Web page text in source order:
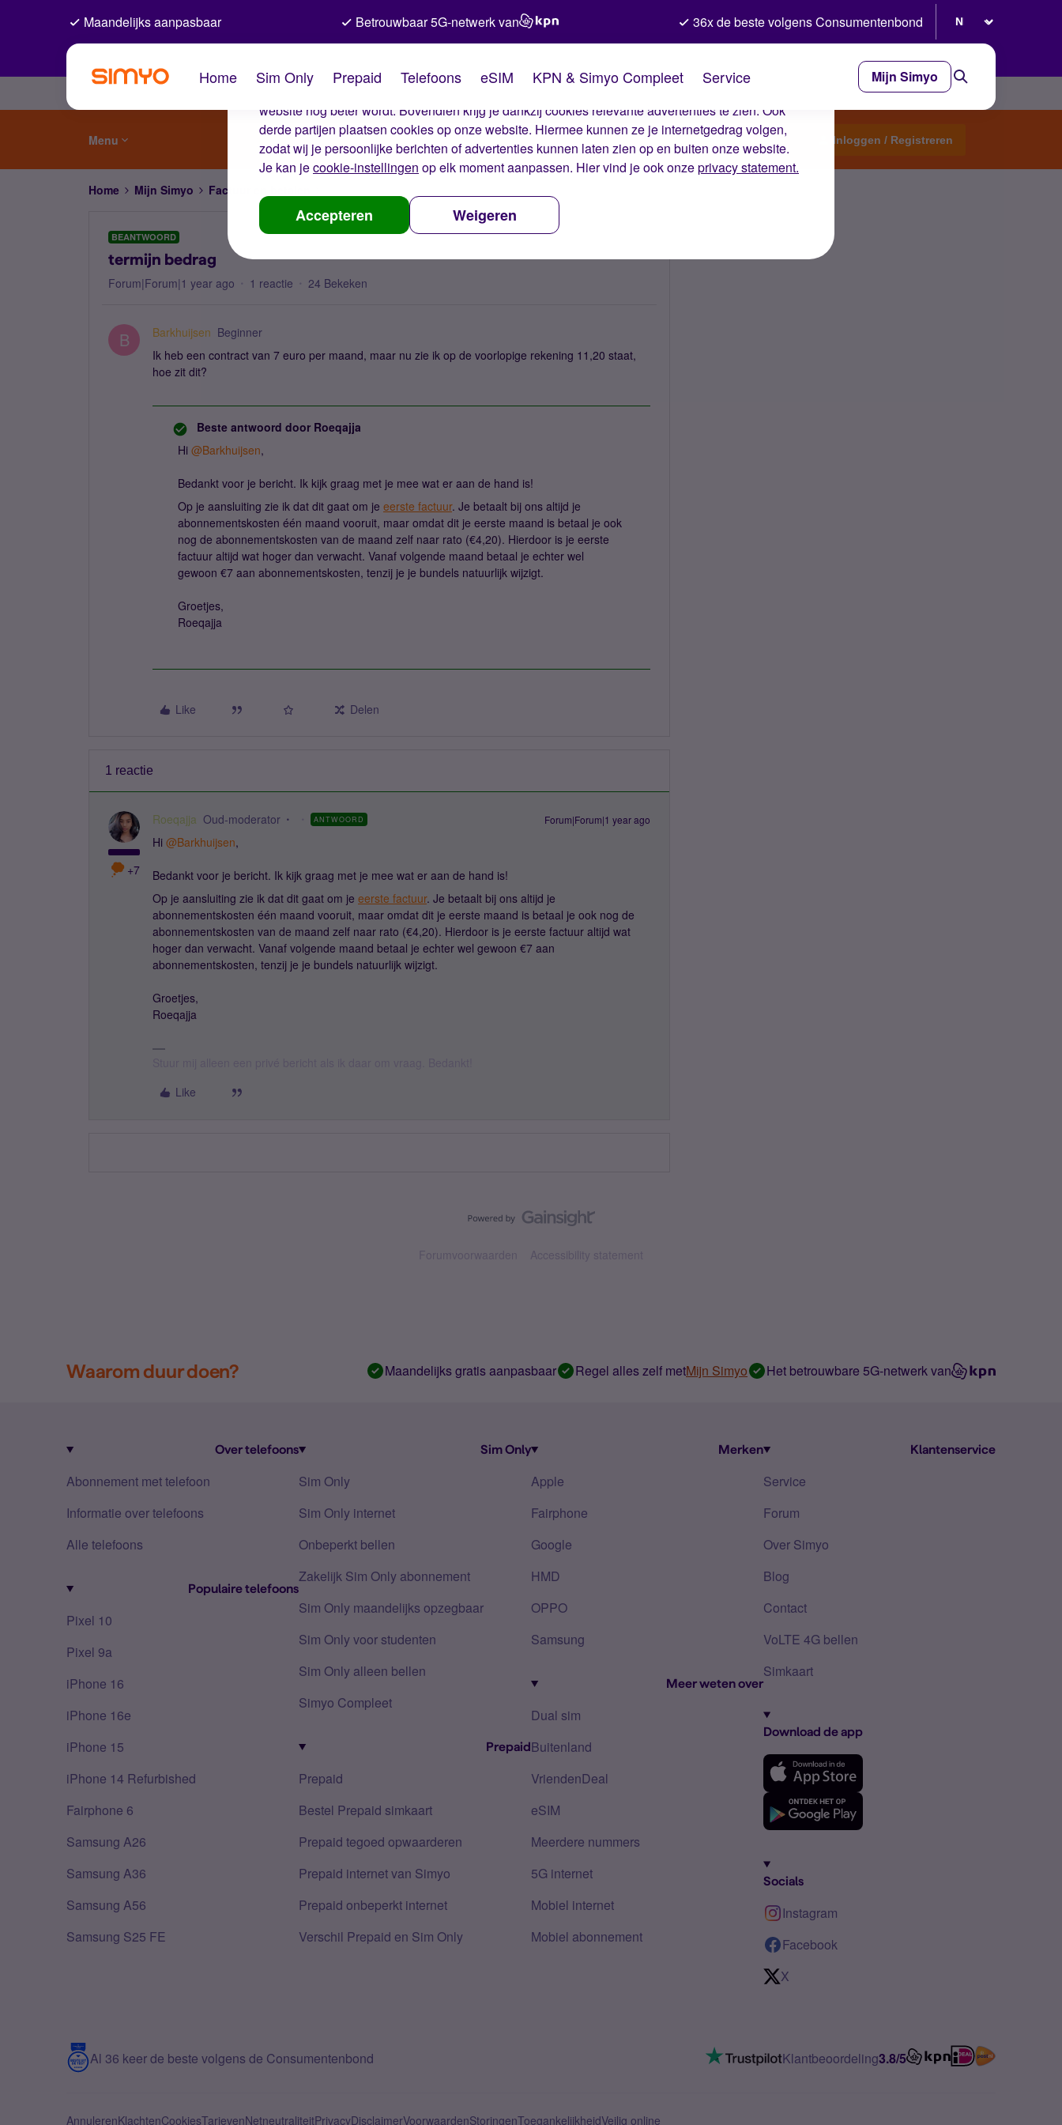
De cookies van Simyo
Wij gebruiken cookies op onze website. Met deze cookies zorgen wij ervoor dat je ervaring op de
website nog beter wordt. Bovendien krijg je dankzij cookies relevante advertenties te zien. Ook
derde partijen plaatsen cookies op onze website. Hiermee kunnen ze je internetgedrag volgen,
zodat wij je persoonlijke berichten of advertenties kunnen laten zien op en buiten onze website.
Je kan jecookie-instellingen op elk moment aanpassen. Hier vind je ook onzeprivacy statement.
Accepteren Weigeren
Maandelijks aanpasbaar Betrouwbaar 5G-netwerk van 36x de beste volgens Consumentenbond
Home Sim Only Prepaid Telefoons eSIM KPN & Simyo Compleet Service Mijn Simyo
Menu Start een topic Inloggen / Registreren
Home Mijn Simyo Factuur en betalen
BEANTWOORD
termijn bedrag
Forum|Forum|1 year ago 1 reactie 24 Bekeken
B Barkhuijsen Beginner
Ik heb een contract van 7 euro per maand, maar nu zie ik op de voorlopige rekening 11,20 staat,
hoe zit dit?
Beste antwoord door Roeqajja
Hi @Barkhuijsen,
Bedankt voor je bericht. Ik kijk graag met je mee wat er aan de hand is!
Op je aansluiting zie ik dat dit gaat om je eerste factuur. Je betaalt bij ons altijd je
abonnementskosten één maand vooruit, maar omdat dit je eerste maand is betaal je ook
nog de abonnementskosten van de maand zelf naar rato (€4,20). Hierdoor is je eerste
factuur altijd wat hoger dan verwacht. Vanaf volgende maand betaal je echter wel
gewoon €7 aan abonnementskosten, tenzij je je bundels natuurlijk wijzigt.
Groetjes,
Roeqajja
Like Delen
1 reactie
+7
Roeqajja Oud-moderator ANTWOORD Forum|Forum|1 year ago
Hi @Barkhuijsen,
Bedankt voor je bericht. Ik kijk graag met je mee wat er aan de hand is!
Op je aansluiting zie ik dat dit gaat om je eerste factuur. Je betaalt bij ons altijd je
abonnementskosten één maand vooruit, maar omdat dit je eerste maand is betaal je ook nog de
abonnementskosten van de maand zelf naar rato (€4,20). Hierdoor is je eerste factuur altijd wat
hoger dan verwacht. Vanaf volgende maand betaal je echter wel gewoon €7 aan
abonnementskosten, tenzij je je bundels natuurlijk wijzigt.
Groetjes,
Roeqajja
Like
Forumvoorwaarden Accessibility statement
Waarom duur doen? Maandelijks gratis aanpasbaar Regel alles zelf metMijn Simyo Het betrouwbare 5G-netwerk van
Over telefoons
Abonnement met telefoon
Informatie over telefoons
Alle telefoons
Populaire telefoons
Pixel 10
Pixel 9a
iPhone 16
iPhone 16e
iPhone 15
iPhone 14 Refurbished
Fairphone 6
Samsung A26
Samsung A36
Samsung A56
Samsung S25 FE
Sim Only
Sim Only
Sim Only internet
Onbeperkt bellen
Zakelijk Sim Only abonnement
Sim Only maandelijks opzegbaar
Sim Only voor studenten
Sim Only alleen bellen
Simyo Compleet
Prepaid
Prepaid
Bestel Prepaid simkaart
Prepaid tegoed opwaarderen
Prepaid internet van Simyo
Prepaid onbeperkt internet
Verschil Prepaid en Sim Only
Merken
Apple
Fairphone
Google
HMD
OPPO
Samsung
Meer weten over
Dual sim
Buitenland
VriendenDeal
eSIM
Meerdere nummers
5G internet
Mobiel internet
Mobiel abonnement
Klantenservice
Service
Forum
Over Simyo
Blog
Contact
VoLTE 4G bellen
Simkaart
Download de app
Socials
Instagram
Facebook
X
Al 36 keer de beste volgens de Consumentenbond Klantbeoordeling3.8/5
AnnulerenKlachtenCookiesTarievenNetneutraliteitPrivacyDisclaimerVoorwaardenStoringenToegankelijkheidVeilig online